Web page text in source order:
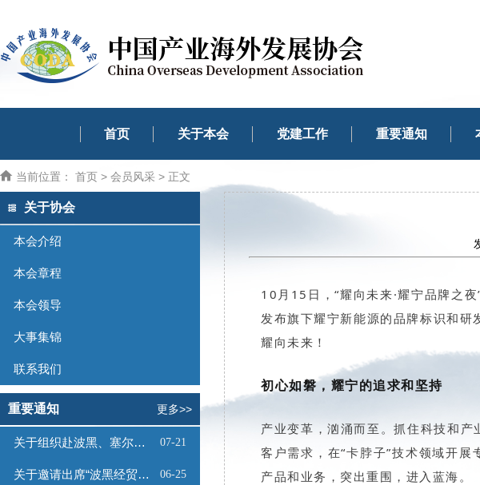
首页 关于本会 党建工作 重要通知
当前位置： 首页 > 会员风采 > 正文
关于协会
本会介绍
本会章程
本会领导
大事集锦
联系我们
重要通知 更多>>
关于组织赴波黑、塞尔维亚商务考察的函 07-21
关于邀请出席“波黑经贸投资推介会”的函 06-25
10月15日，“耀向未来·耀宁品牌之
发布旗下耀宁新能源的品牌标识和研
耀向未来 ！
初心如磐，耀宁的追求和坚持
产业变革，汹涌而至。抓住科技和
客户需求，在“卡脖子”技术领域开
产品和业务，突出重围，进入蓝海。